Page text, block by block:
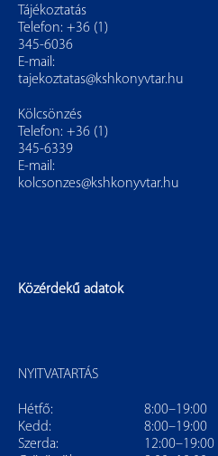
Tájékoztatás
Telefon: +36 (1)
345-6036
E-mail:
tajekoztatas@kshkonyvtar.hu
Kölcsönzés
Telefon: +36 (1)
345-6339
E-mail:
kolcsonzes@kshkonyvtar.hu
Közérdekű adatok
NYITVATARTÁS
Hétfő:
8:00–19:00
Kedd:
8:00–19:00
Szerda:
12:00–19:00